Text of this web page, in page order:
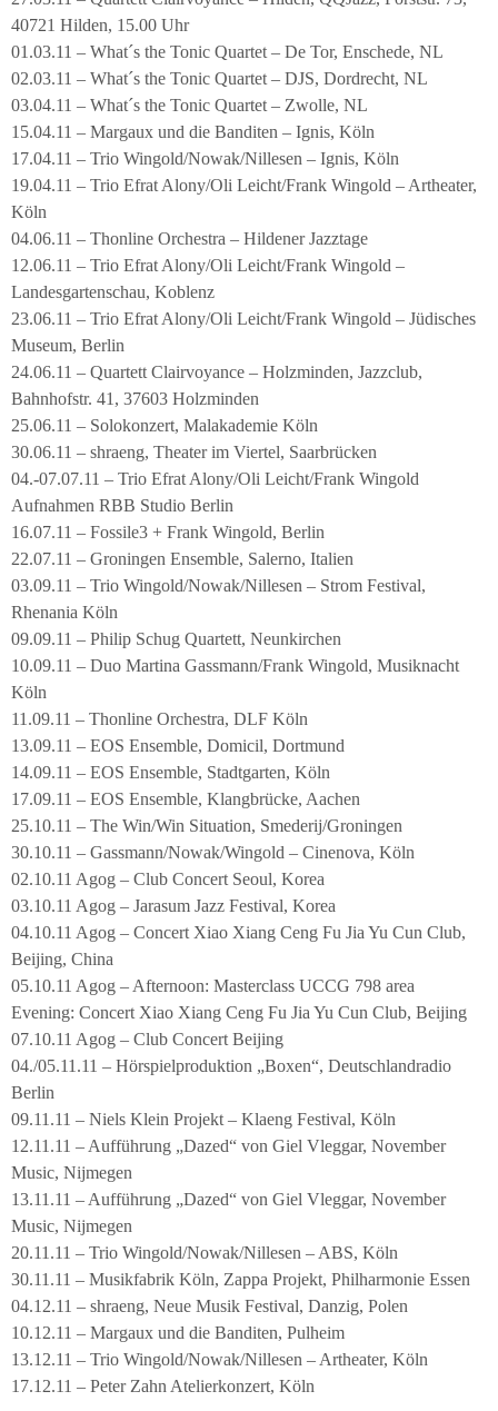
40721 Hilden, 15.00 Uhr
01.03.11 – What´s the Tonic Quartet – De Tor, Enschede, NL
02.03.11 – What´s the Tonic Quartet – DJS, Dordrecht, NL
03.04.11 – What´s the Tonic Quartet – Zwolle, NL
15.04.11 – Margaux und die Banditen – Ignis, Köln
17.04.11 – Trio Wingold/Nowak/Nillesen – Ignis, Köln
19.04.11 – Trio Efrat Alony/Oli Leicht/Frank Wingold – Artheater,
Köln
04.06.11 – Thonline Orchestra – Hildener Jazztage
12.06.11 – Trio Efrat Alony/Oli Leicht/Frank Wingold –
Landesgartenschau, Koblenz
23.06.11 – Trio Efrat Alony/Oli Leicht/Frank Wingold – Jüdisches
Museum, Berlin
24.06.11 – Quartett Clairvoyance – Holzminden, Jazzclub,
Bahnhofstr. 41, 37603 Holzminden
25.06.11 – Solokonzert, Malakademie Köln
30.06.11 – shraeng, Theater im Viertel, Saarbrücken
04.-07.07.11 – Trio Efrat Alony/Oli Leicht/Frank Wingold
Aufnahmen RBB Studio Berlin
16.07.11 – Fossile3 + Frank Wingold, Berlin
22.07.11 – Groningen Ensemble, Salerno, Italien
03.09.11 – Trio Wingold/Nowak/Nillesen – Strom Festival,
Rhenania Köln
09.09.11 – Philip Schug Quartett, Neunkirchen
10.09.11 – Duo Martina Gassmann/Frank Wingold, Musiknacht
Köln
11.09.11 – Thonline Orchestra, DLF Köln
13.09.11 – EOS Ensemble, Domicil, Dortmund
14.09.11 – EOS Ensemble, Stadtgarten, Köln
17.09.11 – EOS Ensemble, Klangbrücke, Aachen
25.10.11 – The Win/Win Situation, Smederij/Groningen
30.10.11 – Gassmann/Nowak/Wingold – Cinenova, Köln
02.10.11 Agog – Club Concert Seoul, Korea
03.10.11 Agog – Jarasum Jazz Festival, Korea
04.10.11 Agog – Concert Xiao Xiang Ceng Fu Jia Yu Cun Club,
Beijing, China
05.10.11 Agog – Afternoon: Masterclass UCCG 798 area
Evening: Concert Xiao Xiang Ceng Fu Jia Yu Cun Club, Beijing
07.10.11 Agog – Club Concert Beijing
04./05.11.11 – Hörspielproduktion „Boxen“, Deutschlandradio
Berlin
09.11.11 – Niels Klein Projekt – Klaeng Festival, Köln
12.11.11 – Aufführung „Dazed“ von Giel Vleggar, November
Music, Nijmegen
13.11.11 – Aufführung „Dazed“ von Giel Vleggar, November
Music, Nijmegen
20.11.11 – Trio Wingold/Nowak/Nillesen – ABS, Köln
30.11.11 – Musikfabrik Köln, Zappa Projekt, Philharmonie Essen
04.12.11 – shraeng, Neue Musik Festival, Danzig, Polen
10.12.11 – Margaux und die Banditen, Pulheim
13.12.11 – Trio Wingold/Nowak/Nillesen – Artheater, Köln
17.12.11 – Peter Zahn Atelierkonzert, Köln